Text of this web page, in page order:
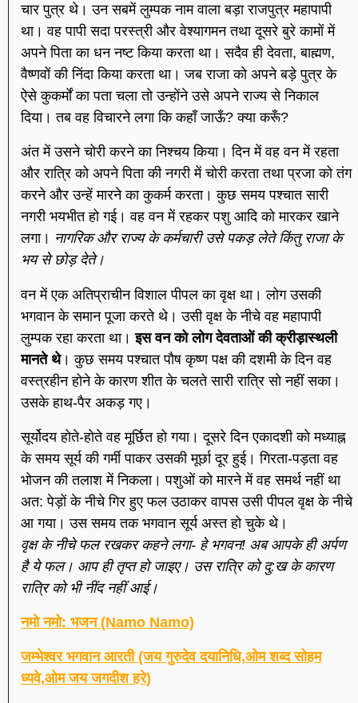
चार पुत्र थे। उन सबमें लुम्पक नाम वाला बड़ा राजपुत्र महापापी
था। वह पापी सदा परस्त्री और वेश्यागमन तथा दूसरे बुरे कामों में
अपने पिता का धन नष्ट किया करता था। सदैव ही देवता, बाह्मण,
वैष्णवों की निंदा किया करता था। जब राजा को अपने बड़े पुत्र के
ऐसे कुकर्मों का पता चला तो उन्होंने उसे अपने राज्य से निकाल
दिया। तब वह विचारने लगा कि कहाँ जाऊँ? क्या करूँ?
अंत में उसने चोरी करने का निश्चय किया। दिन में वह वन में रहता
और रात्रि को अपने पिता की नगरी में चोरी करता तथा प्रजा को तंग
करने और उन्हें मारने का कुकर्म करता। कुछ समय पश्चात सारी
नगरी भयभीत हो गई। वह वन में रहकर पशु आदि को मारकर खाने
लगा। नागरिक और राज्य के कर्मचारी उसे पकड़ लेते किंतु राजा के
भय से छोड़ देते।
वन में एक अतिप्राचीन विशाल पीपल का वृक्ष था। लोग उसकी
भगवान के समान पूजा करते थे। उसी वृक्ष के नीचे वह महापापी
लुम्पक रहा करता था।इस वन को लोग देवताओं की क्रीड़ास्थली
मानते थे। कुछ समय पश्चात पौष कृष्ण पक्ष की दशमी के दिन वह
वस्त्रहीन होने के कारण शीत के चलते सारी रात्रि सो नहीं सका।
उसके हाथ-पैर अकड़ गए।
सूर्योदय होते-होते वह मूर्छित हो गया। दूसरे दिन एकादशी को मध्याह्न
के समय सूर्य की गर्मी पाकर उसकी मूर्छा दूर हुई। गिरता-पड़ता वह
भोजन की तलाश में निकला। पशुओं को मारने में वह समर्थ नहीं था
अत: पेड़ों के नीचे गिर हुए फल उठाकर वापस उसी पीपल वृक्ष के नीचे
आ गया। उस समय तक भगवान सूर्य अस्त हो चुके थे।
वृक्ष के नीचे फल रखकर कहने लगा- हे भगवन! अब आपके ही अर्पण
है ये फल। आप ही तृप्त हो जाइए। उस रात्रि को दु:ख के कारण
रात्रि को भी नींद नहीं आई।
नमो नमो: भजन (Namo Namo)
जम्भेश्वर भगवान आरती (जय गुरुदेव दयानिधि,ओम शब्द सोहम
ध्यवे,ओम जय जगदीश हरे)